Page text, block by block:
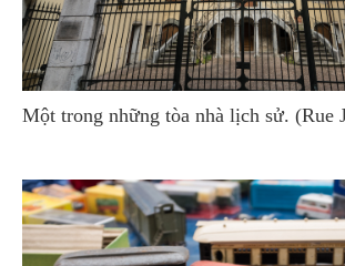
Một trong những tòa nhà lịch sử. (Rue